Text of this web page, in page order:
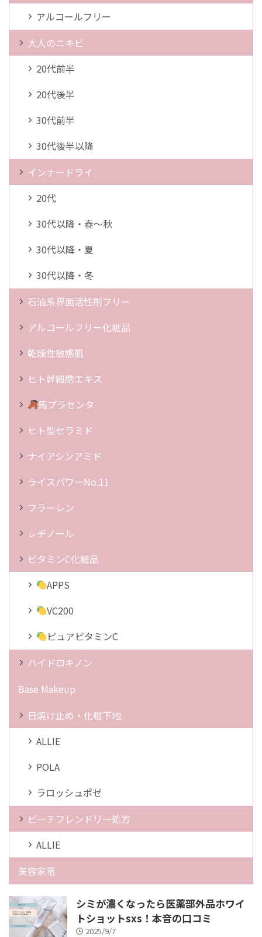
アルコールフリー
大人のニキビ
20代前半
20代後半
30代前半
30代後半以降
インナードライ
20代
30代以降・春～秋
30代以降・夏
30代以降・冬
石油系界面活性剤フリー
アルコールフリー化粧品
乾燥性敏感肌
ヒト幹細胞エキス
馬プラセンタ
ヒト型セラミド
ナイアシンアミド
ライスパワーNo.11
フラーレン
レチノール
ビタミンC化粧品
APPS
VC200
ピュアビタミンC
ハイドロキノン
Base Makeup
日焼け止め・化粧下地
ALLIE
POLA
ラロッシュポゼ
ビーチフレンドリー処方
ALLIE
美容家電
シミが濃くなったら医薬部外品ホワイ
トショットsxs！本音の口コミ
2025/9/7